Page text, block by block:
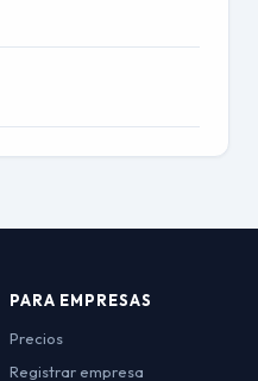
PARA EMPRESAS
Precios
Registrar empresa